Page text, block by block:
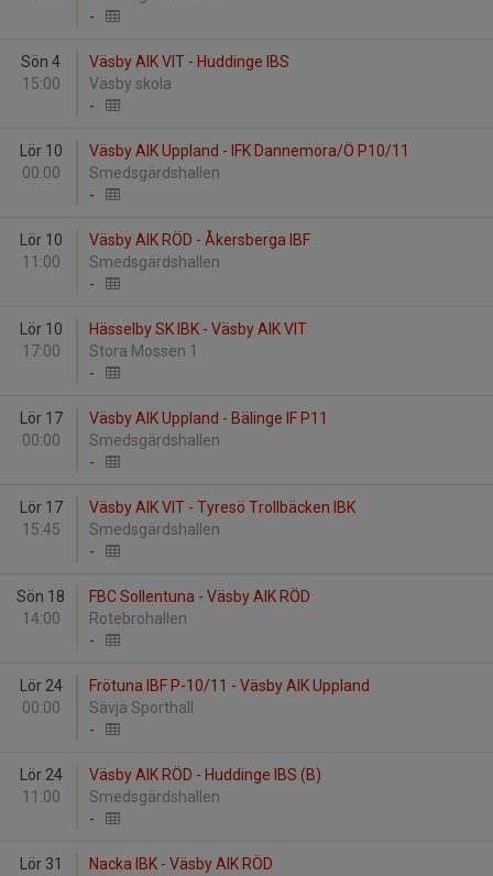
-
Sön 4
15:00
Väsby AIK VIT - Huddinge IBS
Väsby skola
-
Lör 10
00:00
Väsby AIK Uppland - IFK Dannemora/Ö P10/11
Smedsgärdshallen
-
Lör 10
11:00
Väsby AIK RÖD - Åkersberga IBF
Smedsgärdshallen
-
Lör 10
17:00
Hässelby SK IBK - Väsby AIK VIT
Stora Mossen 1
-
Lör 17
00:00
Väsby AIK Uppland - Bälinge IF P11
Smedsgärdshallen
-
Lör 17
15:45
Väsby AIK VIT - Tyresö Trollbäcken IBK
Smedsgärdshallen
-
Sön 18
14:00
FBC Sollentuna - Väsby AIK RÖD
Rotebrohallen
-
Lör 24
00:00
Frötuna IBF P-10/11 - Väsby AIK Uppland
Sävja Sporthall
-
Lör 24
11:00
Väsby AIK RÖD - Huddinge IBS (B)
Smedsgärdshallen
-
Lör 31
Nacka IBK - Väsby AIK RÖD